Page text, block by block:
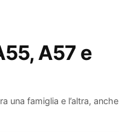
A57 e
una famiglia e l’altra, anche